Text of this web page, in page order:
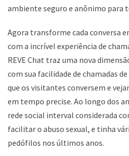
ambiente seguro e anônimo para
Agora transforme cada conversa
com a incrível experiência de
REVE Chat traz uma nova
com sua facilidade de chamadas
que os visitantes conversem e
em tempo precise. Ao longo dos
rede social interval considerada
facilitar o abuso sexual, e tinha
pedófilos nos últimos anos.